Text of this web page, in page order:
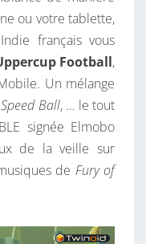
ou votre tablette,
français vous
Football,
Un mélange
Speed Ball, … le tout
signée Elmobo
de la veille sur
de Fury of